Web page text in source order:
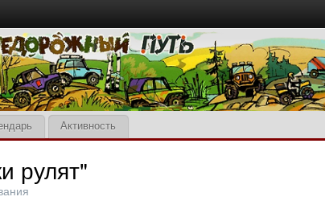
Активность
рулят"